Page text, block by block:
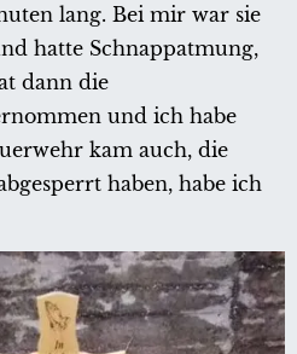
lang. Bei mir war sie
hatte Schnappatmung,
dann die
und ich habe
kam auch, die
haben, habe ich